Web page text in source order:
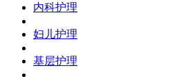
内科护理
妇儿护理
基层护理